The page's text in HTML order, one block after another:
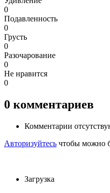
0
Подавленность
0
Грусть
0
Разочарование
0
Не нравится
0
0 комментариев
Комментарии
Авторизуйтесь чтобы можно
Загрузка